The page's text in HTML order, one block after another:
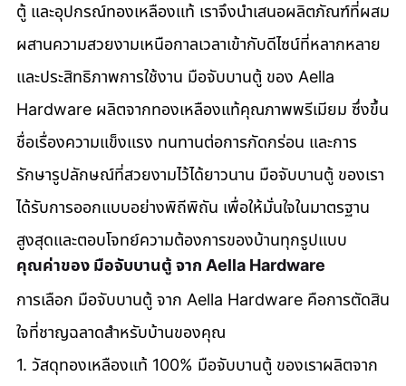
ตู้ และอุปกรณ์ทองเหลืองแท้ เราจึงนำเสนอผลิตภัณฑ์ที่ผสม
ผสานความสวยงามเหนือกาลเวลาเข้ากับดีไซน์ที่หลากหลาย
และประสิทธิภาพการใช้งาน มือจับบานตู้ ของ Aella
Hardware ผลิตจากทองเหลืองแท้คุณภาพพรีเมียม ซึ่งขึ้น
ชื่อเรื่องความแข็งแรง ทนทานต่อการกัดกร่อน และการ
รักษารูปลักษณ์ที่สวยงามไว้ได้ยาวนาน มือจับบานตู้ ของเรา
ได้รับการออกแบบอย่างพิถีพิถัน เพื่อให้มั่นใจในมาตรฐาน
สูงสุดและตอบโจทย์ความต้องการของบ้านทุกรูปแบบ
คุณค่าของ มือจับบานตู้ จาก Aella Hardware
การเลือก มือจับบานตู้ จาก Aella Hardware คือการตัดสิน
ใจที่ชาญฉลาดสำหรับบ้านของคุณ
1. วัสดุทองเหลืองแท้ 100% มือจับบานตู้ ของเราผลิตจาก